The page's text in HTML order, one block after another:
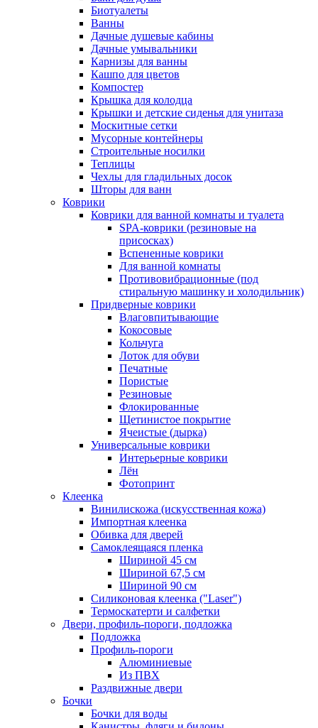
Биотуалеты
Ванны
Дачные душевые кабины
Дачные умывальники
Карнизы для ванны
Кашпо для цветов
Компостер
Крышка для колодца
Крышки и детские сиденья для унитаза
Москитные сетки
Мусорные контейнеры
Строительные носилки
Теплицы
Чехлы для гладильных досок
Шторы для ванн
Коврики
Коврики для ванной комнаты и туалета
SPA-коврики (резиновые на
присосках)
Вспененные коврики
Для ванной комнаты
Противовибрационные (под
стиральную машинку и холодильник)
Придверные коврики
Влаговпитывающие
Кокосовые
Кольчуга
Лоток для обуви
Печатные
Пористые
Резиновые
Флокированные
Щетинистое покрытие
Ячеистые (дырка)
Универсальные коврики
Интерьерные коврики
Лён
Фотопринт
Клеенка
Винилискожа (искусственная кожа)
Импортная клеенка
Обивка для дверей
Самоклеящаяся пленка
Шириной 45 см
Шириной 67,5 см
Шириной 90 см
Силиконовая клеенка ("Laser")
Термоскатерти и салфетки
Двери, профиль-пороги, подложка
Подложка
Профиль-пороги
Алюминиевые
Из ПВХ
Раздвижные двери
Бочки
Бочки для воды